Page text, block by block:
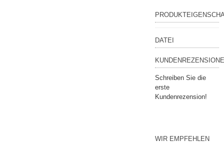
DATEI
Schreiben Sie die
erste
Kundenrezension!
WIR EMPFEHLEN